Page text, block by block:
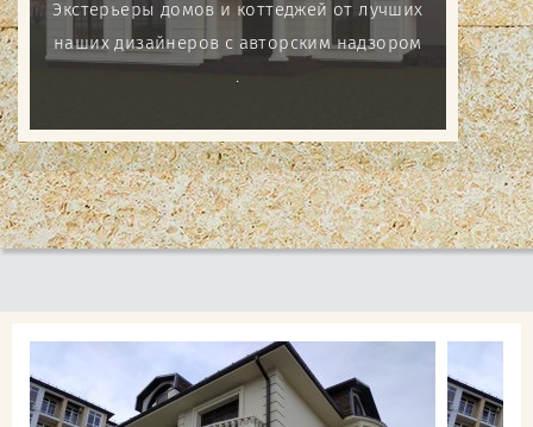
Экстерьеры домов и коттеджей от лучших
наших дизайнеров с авторским надзором
.